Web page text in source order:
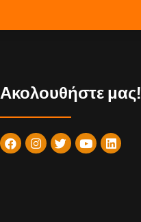
Ακολουθήστε μας!